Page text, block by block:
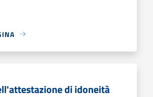
di idoneità